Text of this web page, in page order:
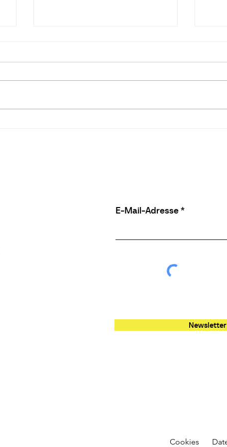
E-Mail-Adresse
Newsletter
Cookies